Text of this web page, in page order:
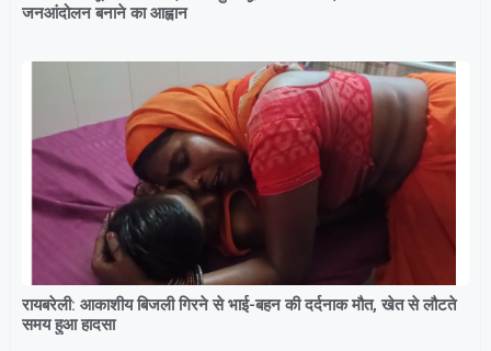
जनआंदोलन बनाने का आह्वान
रायबरेली: आकाशीय बिजली गिरने से भाई-बहन की दर्दनाक मौत, खेत से लौटते
समय हुआ हादसा